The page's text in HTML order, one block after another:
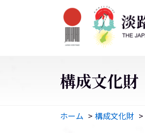
構成文化財
ホーム 構成文化財